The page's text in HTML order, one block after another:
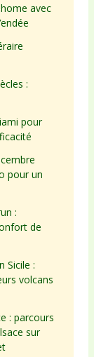
avec
:
pour
pour un
:
de
Sicile :
volcans
: parcours
sur